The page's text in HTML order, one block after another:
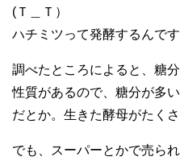
(Ｔ＿Ｔ）
ハチミツって発酵するんで
調べたところによると、糖
性質があるので、糖分が多
だとか。生きた酵母がたく
でも、スーパーとかで売ら